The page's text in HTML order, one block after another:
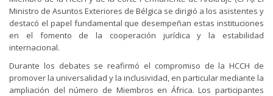
Ministro de Asuntos Exteriores de Bélgica se dirigió a los asistentes y
destacó el papel fundamental que desempeñan estas instituciones
en el fomento de la cooperación jurídica y la estabilidad
internacional.
Durante los debates se reafirmó el compromiso de la HCCH de
promover la universalidad y la inclusividad, en particular mediante la
ampliación del número de Miembros en África. Los participantes